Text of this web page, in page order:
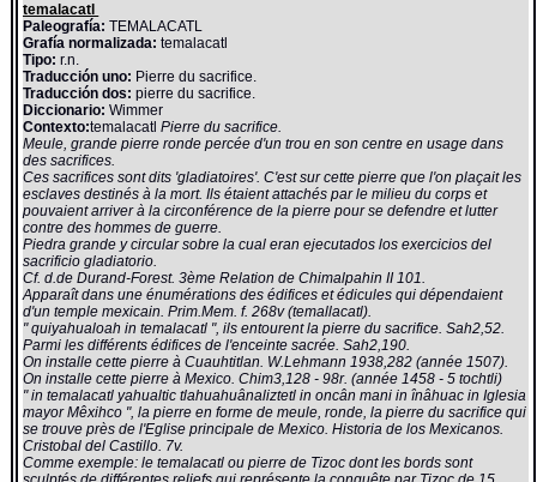
temalacatl
Paleografía: TEMALACATL
Grafía normalizada: temalacatl
Tipo: r.n.
Traducción uno: Pierre du sacrifice.
Traducción dos: pierre du sacrifice.
Diccionario:Wimmer
Contexto:temalacatlPierre du sacrifice.
Meule, grande pierre ronde percée d'un trou en son centre en usage dans
des sacrifices.
Ces sacrifices sont dits 'gladiatoires'. C'est sur cette pierre que l'on plaçait les
esclaves destinés à la mort. Ils étaient attachés par le milieu du corps et
pouvaient arriver à la circonférence de la pierre pour se defendre et lutter
contre des hommes de guerre.
Piedra grande y circular sobre la cual eran ejecutados los exercicios del
sacrificio gladiatorio.
Cf. d.de Durand-Forest. 3ème Relation de Chimalpahin II 101.
Apparaît dans une énumérations des édifices et édicules qui dépendaient
d'un temple mexicain. Prim.Mem. f. 268v (temallacatl).
" quiyahualoah in temalacatl ", ils entourent la pierre du sacrifice. Sah2,52.
Parmi les différents édifices de l'enceinte sacrée. Sah2,190.
On installe cette pierre à Cuauhtitlan. W.Lehmann 1938,282 (année 1507).
On installe cette pierre à Mexico. Chim3,128 - 98r. (année 1458 - 5 tochtli)
" in temalacatl yahualtic tlahuahuânaliztetl in oncân mani in înâhuac in Iglesia
mayor Mêxihco ", la pierre en forme de meule, ronde, la pierre du sacrifice qui
se trouve près de l'Eglise principale de Mexico. Historia de los Mexicanos.
Cristobal del Castillo. 7v.
Comme exemple: le temalacatl ou pierre de Tizoc dont les bords sont